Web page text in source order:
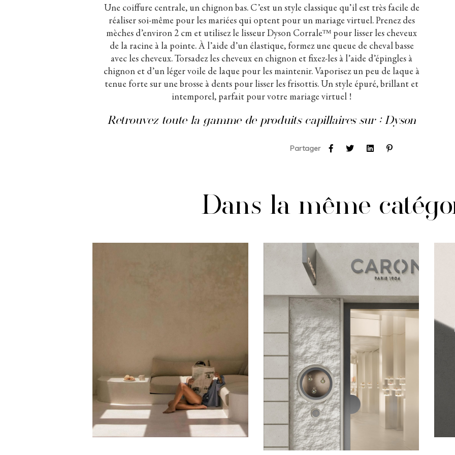
Une coiffure centrale, un chignon bas. C’est un style classique qu’il est très facile de
réaliser soi-même pour les mariées qui optent pour un mariage virtuel. Prenez des
mèches d’environ 2 cm et utilisez le lisseur Dyson Corraleᵀᴹ pour lisser les cheveux
de la racine à la pointe. À l’aide d’un élastique, formez une queue de cheval basse
avec les cheveux. Torsadez les cheveux en chignon et fixez-les à l’aide d’épingles à
chignon et d’un léger voile de laque pour les maintenir. Vaporisez un peu de laque à
tenue forte sur une brosse à dents pour lisser les frisottis. Un style épuré, brillant et
intemporel, parfait pour votre mariage virtuel !
Retrouvez toute la gamme de produits capillaires sur : Dyson
Partager
Dans la même
sa santé cet été
17 juin 2026
Le pari d’Olivia de
Rothschild : faire parler
Caron au présent